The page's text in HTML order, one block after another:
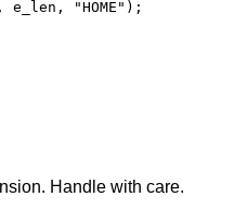
Handle with care.